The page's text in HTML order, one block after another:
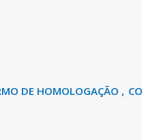
DE HOMOLOGAÇÃO